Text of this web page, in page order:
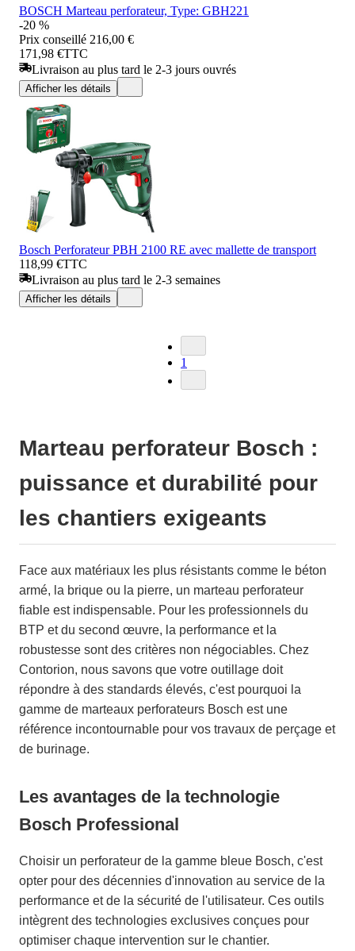
BOSCH Marteau perforateur, Type: GBH221
-20 %
Prix conseillé 216,00 €
171,98 €TTC
Livraison au plus tard le 2-3 jours ouvrés
Afficher les détails
Bosch Perforateur PBH 2100 RE avec mallette de transport
118,99 €TTC
Livraison au plus tard le 2-3 semaines
Afficher les détails
1
Marteau perforateur Bosch :
puissance et durabilité pour
les chantiers exigeants
Face aux matériaux les plus résistants comme le béton
armé, la brique ou la pierre, un marteau perforateur
fiable est indispensable. Pour les professionnels du
BTP et du second œuvre, la performance et la
robustesse sont des critères non négociables. Chez
Contorion, nous savons que votre outillage doit
répondre à des standards élevés, c'est pourquoi la
gamme de marteaux perforateurs Bosch est une
référence incontournable pour vos travaux de perçage et
de burinage.
Les avantages de la technologie
Bosch Professional
Choisir un perforateur de la gamme bleue Bosch, c'est
opter pour des décennies d'innovation au service de la
performance et de la sécurité de l'utilisateur. Ces outils
intègrent des technologies exclusives conçues pour
optimiser chaque intervention sur le chantier.